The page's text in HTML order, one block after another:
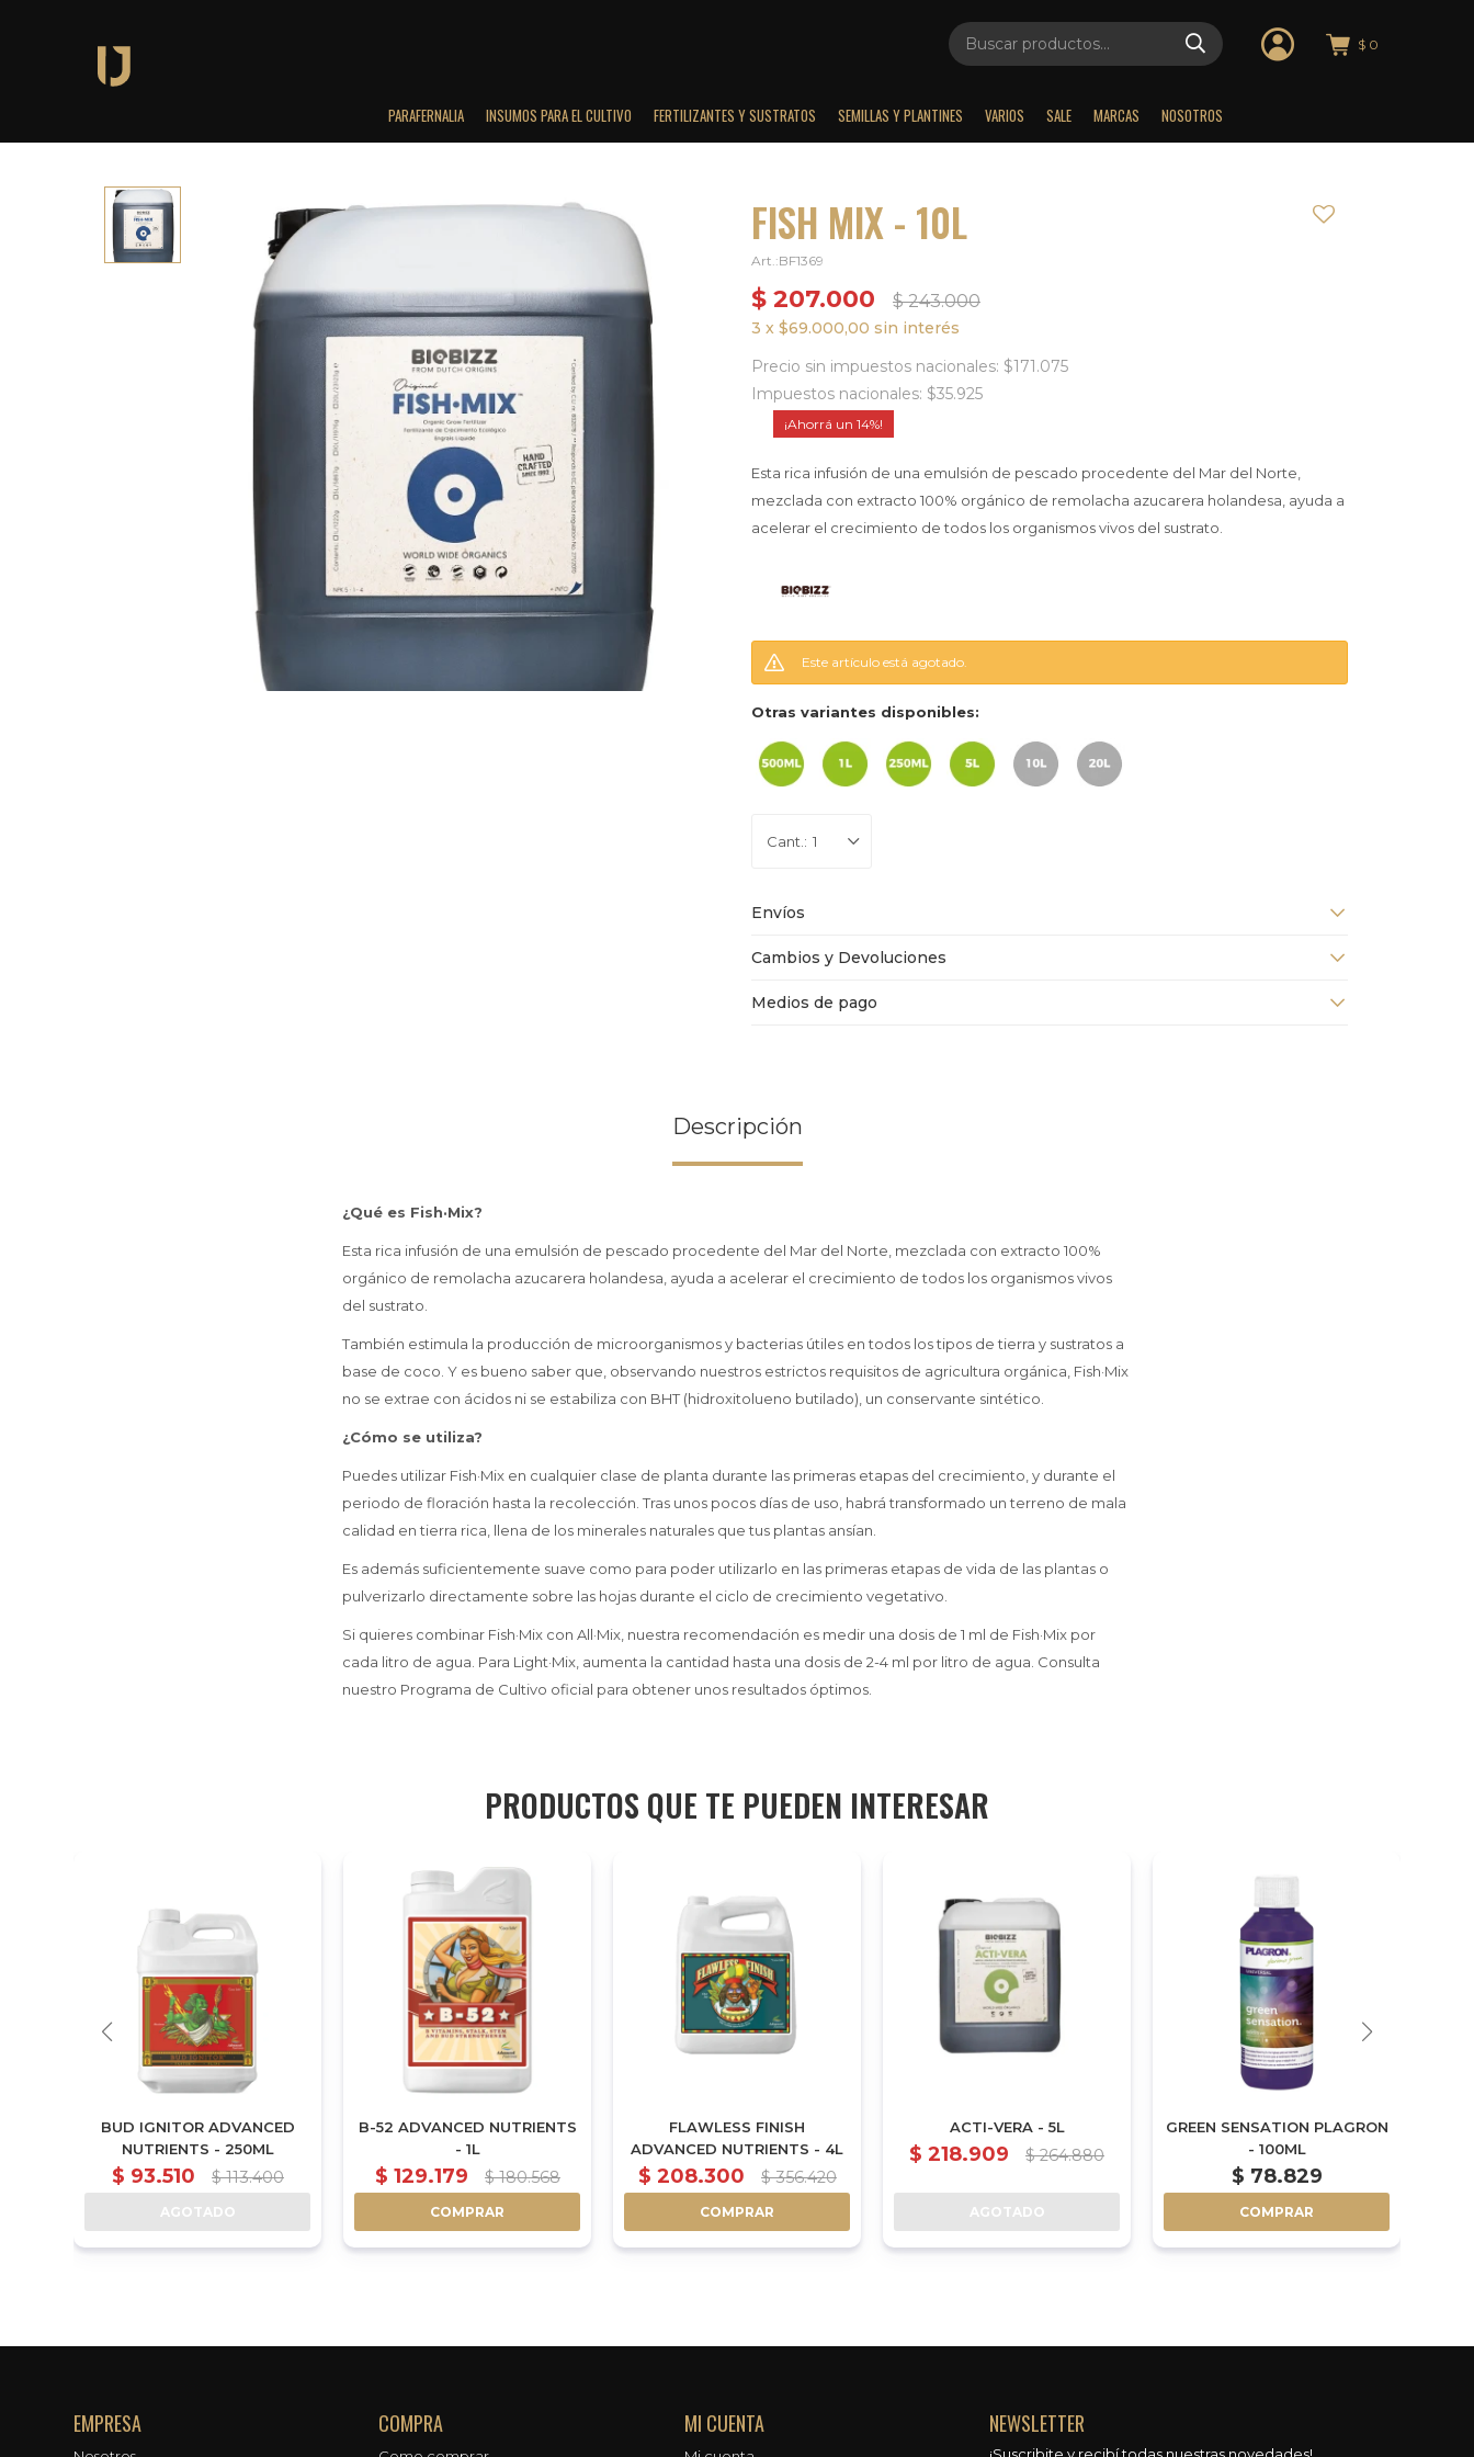
PARAFERNALIA INSUMOS PARA EL CULTIVO FERTILIZANTES Y SUSTRATOS SEMILLAS Y PLANTINES VARIOS SALE MARCAS NOSOTROS
$ 0
FISH MIX - 10L
BF1369
$ 207.000 $ 243.000
3 x $69.000,00 sin interés
Precio sin impuestos nacionales: $171.075
Impuestos nacionales: $35.925
14
Esta rica infusión de una emulsión de pescado procedente del Mar del Norte,
mezclada con extracto 100% orgánico de remolacha azucarera holandesa, ayuda a
acelerar el crecimiento de todos los organismos vivos del sustrato.
Este artículo está agotado.
Otras variantes disponibles:
1
Envíos
Cambios y Devoluciones
Medios de pago
Descripción
¿Qué es Fish·Mix?
Esta rica infusión de una emulsión de pescado procedente del Mar del Norte, mezclada con extracto 100%
orgánico de remolacha azucarera holandesa, ayuda a acelerar el crecimiento de todos los organismos vivos
del sustrato.
También estimula la producción de microorganismos y bacterias útiles en todos los tipos de tierra y sustratos a
base de coco. Y es bueno saber que, observando nuestros estrictos requisitos de agricultura orgánica, Fish·Mix
no se extrae con ácidos ni se estabiliza con BHT (hidroxitolueno butilado), un conservante sintético.
¿Cómo se utiliza?
Puedes utilizar Fish·Mix en cualquier clase de planta durante las primeras etapas del crecimiento, y durante el
periodo de floración hasta la recolección. Tras unos pocos días de uso, habrá transformado un terreno de mala
calidad en tierra rica, llena de los minerales naturales que tus plantas ansían.
Es además suficientemente suave como para poder utilizarlo en las primeras etapas de vida de las plantas o
pulverizarlo directamente sobre las hojas durante el ciclo de crecimiento vegetativo.
Si quieres combinar Fish·Mix con All·Mix, nuestra recomendación es medir una dosis de 1 ml de Fish·Mix por
cada litro de agua. Para Light·Mix, aumenta la cantidad hasta una dosis de 2-4 ml por litro de agua. Consulta
nuestro Programa de Cultivo oficial para obtener unos resultados óptimos.
PRODUCTOS QUE TE PUEDEN INTERESAR
BUD IGNITOR ADVANCED
NUTRIENTS - 250ML
$ 93.510 $ 113.400
AGOTADO
B-52 ADVANCED NUTRIENTS
- 1L
$ 129.179 $ 180.568
COMPRAR
FLAWLESS FINISH
ADVANCED NUTRIENTS - 4L
$ 208.300 $ 356.420
COMPRAR
ACTI-VERA - 5L
$ 218.909 $ 264.880
AGOTADO
GREEN SENSATION PLAGRON
- 100ML
$ 78.829
COMPRAR
EMPRESA COMPRA MI CUENTA NEWSLETTER
¡Suscribite y recibí todas nuestras novedades!